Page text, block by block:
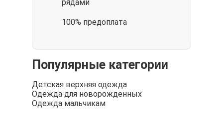
рядами
100% предоплата
Популярные категории
Детская верхняя одежда
Одежда для новорожденных
Одежда мальчикам